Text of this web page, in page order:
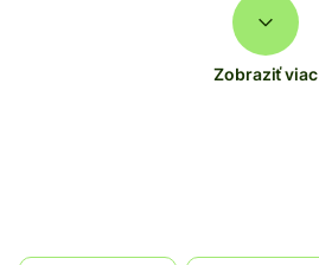
Zobraziť viac